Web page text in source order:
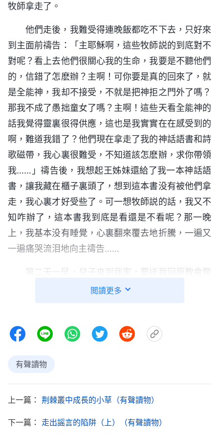
牧師拿走了。
他們走後，我難受得連晚飯都吃不下去，只好來
到主面前禱告：「主耶穌啊，這些牧師説的到底對不
對呢？看上去他們很關心我的生命，我要是不聽他們
的，信錯了怎麽辦？主啊！可你要是真的回來了，就
是全能神，我却不接受，不就是把神拒之門外了嗎？
那我不成了愚拙童女了嗎？主啊！這些天看全能神的
話我覺得靈裏很得供應，這也是我實實在在感受到的
啊，難道我錯了？他們現在拿走了我的神話語書和詩
歌磁帶，我心裏很難受，不知道該怎麽辦，求你帶領
我……」禱告後，我想起王姊妹還給了我一本神話語
書，讓我藏在櫃子裏頭了，想到這本書没有被他們拿
走，我心裏才好受些了。可一想牧師説的話，我又不
知咋辦了，這本書我到底是看還是不看呢？那一晚
上，我基本没有睡覺，心裏翻來覆去地折騰，一遍又
一遍痛哭流泪地向主禱告……
第二天一早，兒子來到我家，要送我回原教會聚
會。我猶豫不定，兒子硬拽着我到了聚會點，還跟講
道人拉着我的手，温和地説：「姨呀，你可千萬别到
就被落下了嗎？你身量小，無論誰給你什麽書，你得
先問問我們再看，我們替你把把關……」弟兄姊妹也
一個勁兒地勸我，我被他們的「愛心」感動了，眼泪
「如果『東方閃電』的人再來找你，你一定要弃絶他
閲讀更多
有聲讀物
上一篇： 荆棘叢中成長的小草（有聲讀物）
下一篇： 走出謡言的陷阱（上）（有聲讀物）